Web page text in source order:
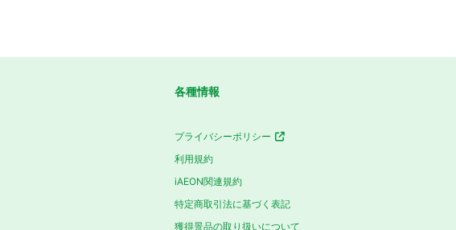
各種情報
プライバシーポリシー
利用規約
iAEON関連規約
特定商取引法に基づく表記
獲得景品の取り扱いについて